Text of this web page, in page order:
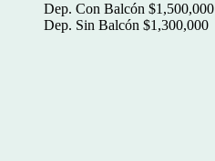
Dep. Con Balcón $1,500,000
Dep. Sin Balcón $1,300,000